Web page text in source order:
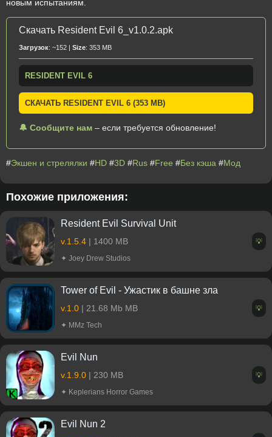
новым испытаниям.
Скачать Resident Evil 6_v1.0.2.apk
Загрузок: ~152 | Size: 353 MB
RESIDENT EVIL 6
СКАЧАТЬ RESIDENT EVIL 6 (353 MB)
🔔 Сообщите нам – если требуется обновление!
#Экшен и стрелялки #HD #3D #Rus #Free #Без кэша #Мод
Похожие приложения:
Resident Evil Survival Unit
v.1.5.4 | 1400 MB
✦ Joey Drew Studios
💡
Tower of Evil - Ужастик в башне зла
v.1.0 | 21.68 Mb MB
✦ MMz Tech
💡
Evil Nun
v.1.9.0 | 230 MB
✦ Keplerians Horror Games
💡
Evil Nun 2